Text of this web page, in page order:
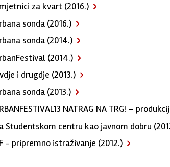
za kvart (2016.)
sonda (2016.)
sonda (2014.)
(2014.)
i drugdje (2013.)
sonda (2013.)
NATRAG NA TRG! –
Studentskom centru kao javnom dobru
- pripremno istraživanje (2012.)